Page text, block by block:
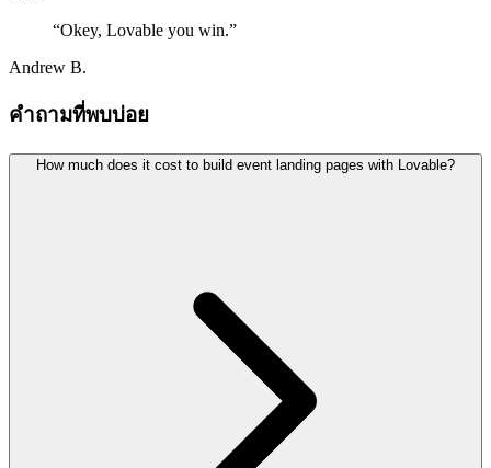
“Okey, Lovable you win.”
Andrew B.
คำถามที่พบบ่อย
How much does it cost to build event landing pages with Lovable?